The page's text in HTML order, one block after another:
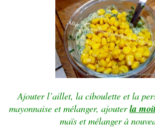
Ajouter l’aillet, la ciboulette et la
mayonnaise et mélanger, ajouterla
maïs et mélanger à